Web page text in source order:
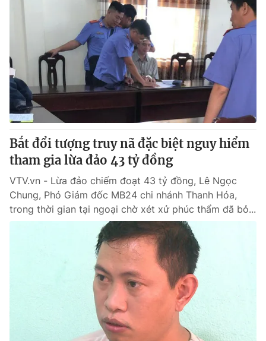
Bắt đổi tượng truy nã đặc biệt nguy hiểm
tham gia lừa đảo 43 tỷ đồng
VTV.vn - Lừa đảo chiếm đoạt 43 tỷ đồng, Lê Ngọc
Chung, Phó Giám đốc MB24 chi nhánh Thanh Hóa,
trong thời gian tại ngoại chờ xét xử phúc thẩm đã bỏ...